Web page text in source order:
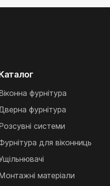
фурнітура
фурнітура
системи
для віконниць
матеріали